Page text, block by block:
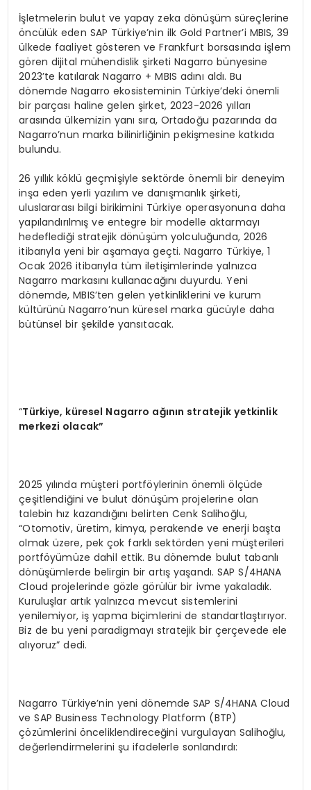
İşletmelerin bulut ve yapay zeka dönüşüm süreçlerine
öncülük eden SAP Türkiye’nin ilk Gold Partner’i MBIS, 39
ülkede faaliyet gösteren ve Frankfurt borsasında işlem
gören dijital mühendislik şirketi Nagarro bünyesine
2023’te katılarak Nagarro + MBIS adını aldı. Bu
dönemde Nagarro ekosisteminin Türkiye’deki önemli
bir parçası haline gelen şirket, 2023-2026 yılları
arasında ülkemizin yanı sıra, Ortadoğu pazarında da
Nagarro’nun marka bilinirliğinin pekişmesine katkıda
bulundu.
26 yıllık köklü geçmişiyle sektörde önemli bir deneyim
inşa eden yerli yazılım ve danışmanlık şirketi,
uluslararası bilgi birikimini Türkiye operasyonuna daha
yapılandırılmış ve entegre bir modelle aktarmayı
hedeflediği stratejik dönüşüm yolculuğunda, 2026
itibarıyla yeni bir aşamaya geçti. Nagarro Türkiye, 1
Ocak 2026 itibarıyla tüm iletişimlerinde yalnızca
Nagarro markasını kullanacağını duyurdu. Yeni
dönemde, MBIS’ten gelen yetkinliklerini ve kurum
kültürünü Nagarro’nun küresel marka gücüyle daha
bütünsel bir şekilde yansıtacak.
“Türkiye, küresel Nagarro ağının stratejik yetkinlik
merkezi olacak”
2025 yılında müşteri portföylerinin önemli ölçüde
çeşitlendiğini ve bulut dönüşüm projelerine olan
talebin hız kazandığını belirten Cenk Salihoğlu,
“Otomotiv, üretim, kimya, perakende ve enerji başta
olmak üzere, pek çok farklı sektörden yeni müşterileri
portföyümüze dahil ettik. Bu dönemde bulut tabanlı
dönüşümlerde belirgin bir artış yaşandı. SAP S/4HANA
Cloud projelerinde gözle görülür bir ivme yakaladık.
Kuruluşlar artık yalnızca mevcut sistemlerini
yenilemiyor, iş yapma biçimlerini de standartlaştırıyor.
Biz de bu yeni paradigmayı stratejik bir çerçevede ele
alıyoruz” dedi.
Nagarro Türkiye’nin yeni dönemde SAP S/4HANA Cloud
ve SAP Business Technology Platform (BTP)
çözümlerini önceliklendireceğini vurgulayan Salihoğlu,
değerlendirmelerini şu ifadelerle sonlandırdı: